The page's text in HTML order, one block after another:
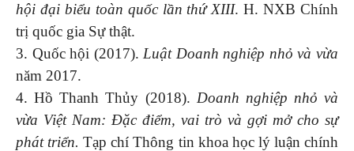
hội đại biểu toàn quốc lần thứ XIII. H. NXB Chính
trị quốc gia Sự thật.
3. Quốc hội (2017). Luật Doanh nghiệp nhỏ và vừa
năm 2017.
4. Hồ Thanh Thủy (2018). Doanh nghiệp nhỏ và
vừa Việt Nam: Đặc điểm, vai trò và gợi mở cho sự
phát triển. Tạp chí Thông tin khoa học lý luận chính